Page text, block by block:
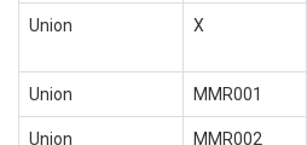
Union X
Union MMR001
Union MMR002